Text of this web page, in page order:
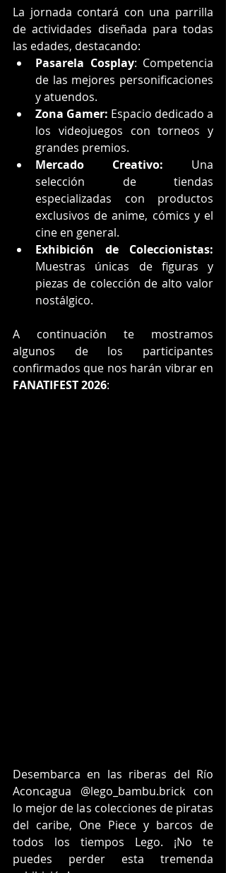
La jornada contará con una parrilla
de actividades diseñada para todas
las edades, destacando:
Pasarela Cosplay: Competencia
de las mejores personificaciones
y atuendos.
Zona Gamer: Espacio dedicado a
los videojuegos con torneos y
grandes premios.
Mercado Creativo: Una
selección de tiendas
especializadas con productos
exclusivos de anime, cómics y el
cine en general.
Exhibición de Coleccionistas:
Muestras únicas de figuras y
piezas de colección de alto valor
nostálgico.
A continuación te mostramos
algunos de los participantes
FANATIFEST 2026:
Desembarca en las riberas del Río
Aconcagua @lego_bambu.brick con
lo mejor de las colecciones de piratas
del caribe, One Piece y barcos de
todos los tiempos Lego. ¡No te
puedes perder esta tremenda